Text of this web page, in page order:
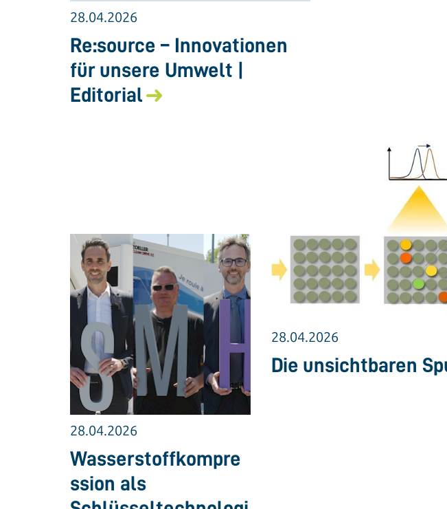
28.04.2026
Re:source – Innovationen
für unsere Umwelt |
Editorial
28.04.2026
Wasserstoffkompre
ssion als
28.04.2026
Die unsichtbaren